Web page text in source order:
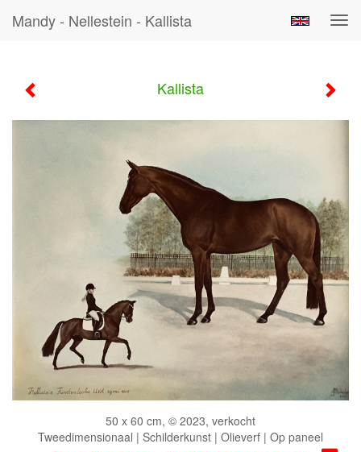
Mandy - Nellestein - Kallista
Kallista
50 x 60 cm, © 2023, verkocht
Tweedimensionaal | Schilderkunst | Olieverf | Op paneel